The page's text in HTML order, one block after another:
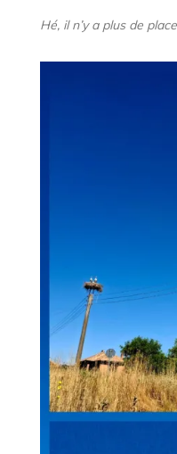
Hé, il n’y a plus de